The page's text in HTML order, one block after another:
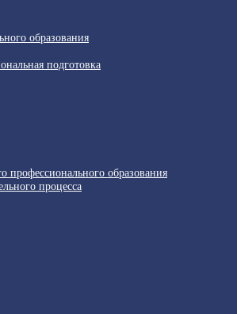
образования
подготовка
профессионального образования
процесса